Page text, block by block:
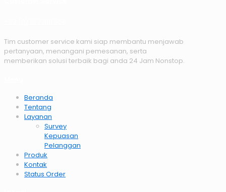
Tim customer service kami siap membantu menjawab
pertanyaan, menangani pemesanan, serta
memberikan solusi terbaik bagi anda 24 Jam Nonstop.
Beranda
Tentang
Layanan
Survey
Kepuasan
Pelanggan
Produk
Kontak
Status Order